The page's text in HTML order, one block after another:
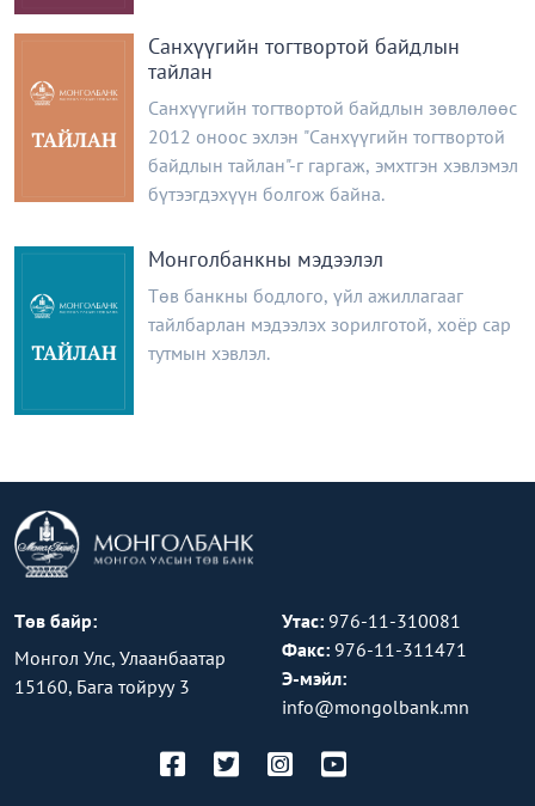
Санхүүгийн тогтвортой байдлын
тайлан
Санхүүгийн тогтвортой байдлын зөвлөлөөс
2012 оноос эхлэн "Санхүүгийн тогтвортой
байдлын тайлан"-г гаргаж, эмхтгэн хэвлэмэл
бүтээгдэхүүн болгож байна.
Монголбанкны мэдээлэл
Төв банкны бодлого, үйл ажиллагааг
тайлбарлан мэдээлэх зорилготой, хоёр сар
тутмын хэвлэл.
Төв байр:
Монгол Улс, Улаанбаатар
15160, Бага тойруу 3
Утас: 976-11-310081
Факс: 976-11-311471
Э-мэйл:
info@mongolbank.mn